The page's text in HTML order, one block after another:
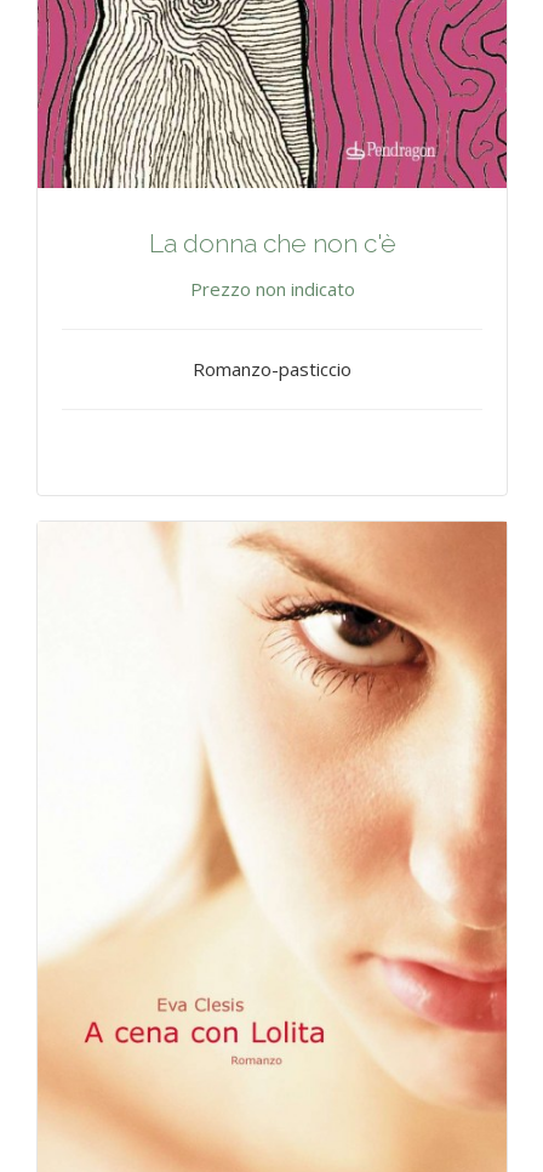
La donna che non c'è
Prezzo non indicato
Romanzo-pasticcio